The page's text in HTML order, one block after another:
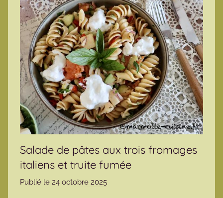
Salade de pâtes aux trois fromages
italiens et truite fumée
Publié le 24 octobre 2025